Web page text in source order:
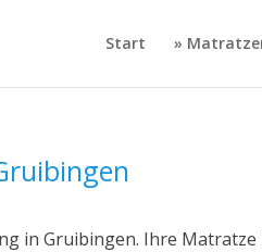
Start »
in Gruibingen. Ihre